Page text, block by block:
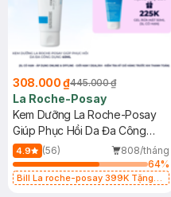
308.000 ₫445.000 ₫
La Roche-Posay
Kem Dưỡng La Roche-Posay
Giúp Phục Hồi Da Đa Công
Dụng 40ml
4.9 (56)
808/tháng
64%
Bill La roche-posay 399K Tặng